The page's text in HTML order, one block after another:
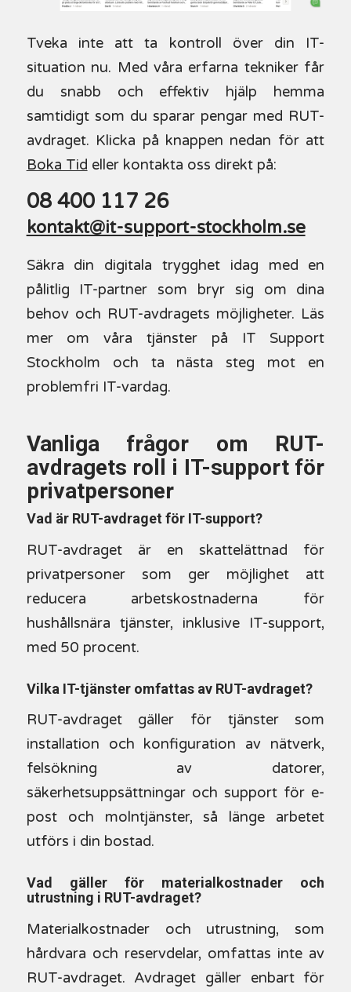
Tveka inte att ta kontroll över din IT-
situation nu. Med våra erfarna tekniker får
du snabb och effektiv hjälp hemma
samtidigt som du sparar pengar med RUT-
avdraget. Klicka på knappen nedan för att
Boka Tid eller kontakta oss direkt på:
08 400 117 26
kontakt@it-support-stockholm.se
Säkra din digitala trygghet idag med en
pålitlig IT-partner som bryr sig om dina
behov och RUT-avdragets möjligheter. Läs
mer om våra tjänster på IT Support
Stockholm och ta nästa steg mot en
problemfri IT-vardag.
Vanliga frågor om RUT-
avdragets roll i IT-support för
privatpersoner
Vad är RUT-avdraget för IT-support?
RUT-avdraget är en skattelättnad för
privatpersoner som ger möjlighet att
reducera arbetskostnaderna för
hushållsnära tjänster, inklusive IT-support,
med 50 procent.
Vilka IT-tjänster omfattas av RUT-avdraget?
RUT-avdraget gäller för tjänster som
installation och konfiguration av nätverk,
felsökning av datorer,
säkerhetsuppsättningar och support för e-
post och molntjänster, så länge arbetet
utförs i din bostad.
Vad gäller för materialkostnader och
utrustning i RUT-avdraget?
Materialkostnader och utrustning, som
hårdvara och reservdelar, omfattas inte av
RUT-avdraget. Avdraget gäller enbart för